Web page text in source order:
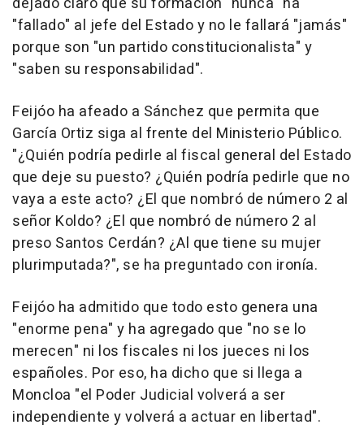
"fallado" al jefe del Estado y no le fallará "jamás"
porque son "un partido constitucionalista" y
"saben su responsabilidad".
Feijóo ha afeado a Sánchez que permita que
García Ortiz siga al frente del Ministerio Público.
"¿Quién podría pedirle al fiscal general del Estado
que deje su puesto? ¿Quién podría pedirle que no
vaya a este acto? ¿El que nombró de número 2 al
señor Koldo? ¿El que nombró de número 2 al
preso Santos Cerdán? ¿Al que tiene su mujer
plurimputada?", se ha preguntado con ironía.
Feijóo ha admitido que todo esto genera una
"enorme pena" y ha agregado que "no se lo
merecen" ni los fiscales ni los jueces ni los
españoles. Por eso, ha dicho que si llega a
Moncloa "el Poder Judicial volverá a ser
independiente y volverá a actuar en libertad".